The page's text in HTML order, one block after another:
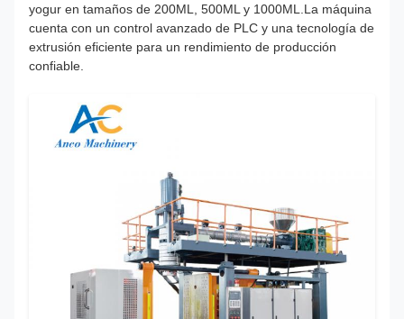
yogur en tamaños de 200ML, 500ML y 1000ML.La máquina
cuenta con un control avanzado de PLC y una tecnología de
extrusión eficiente para un rendimiento de producción
confiable.